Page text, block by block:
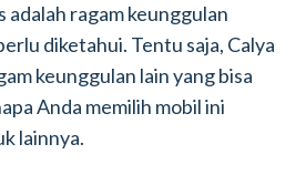
adalah ragam keunggulan
diketahui. Tentu saja, Calya
keunggulan lain yang bisa
Anda memilih mobil ini
lainnya.